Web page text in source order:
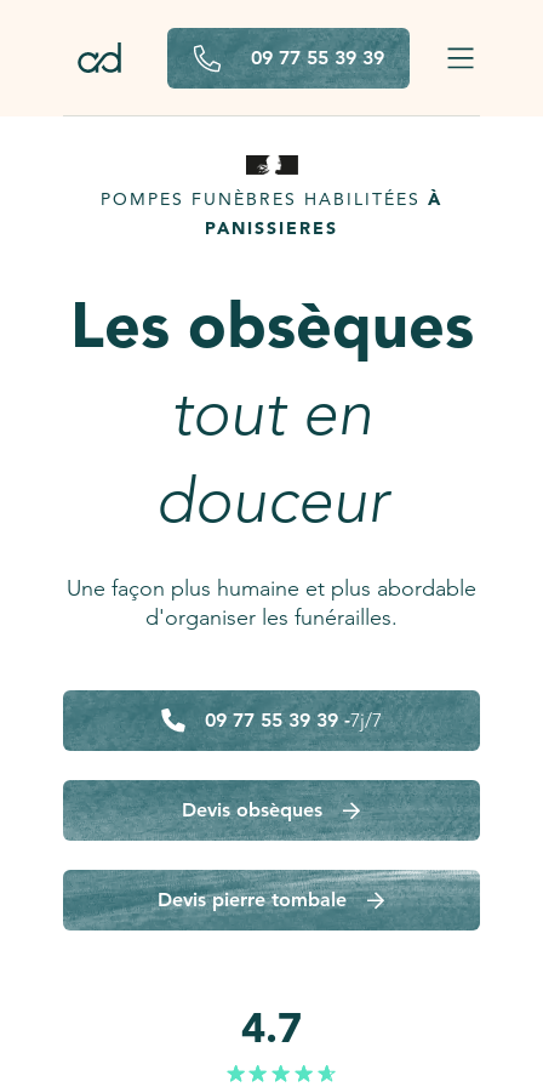
09 77 55 39 39
POMPES FUNÈBRES HABILITÉES À
PANISSIERES
Les obsèques
tout en
douceur
Une façon plus humaine et plus abordable
d'organiser les funérailles.
09 77 55 39 39 -7j/7
Devis obsèques
Devis pierre tombale
4.7